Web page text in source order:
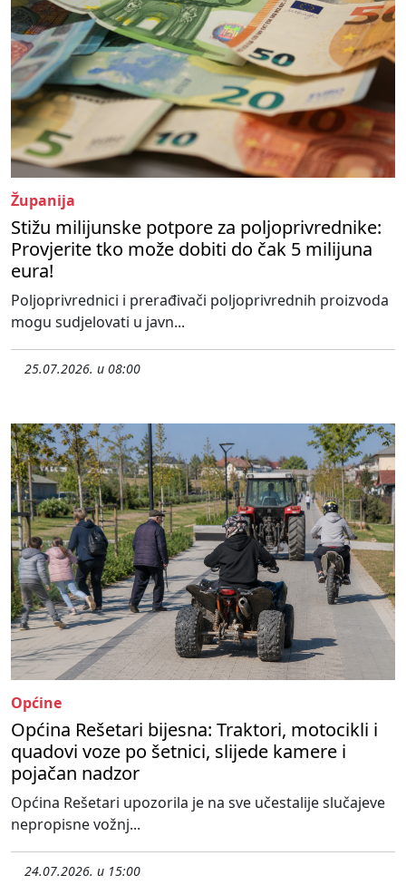
Županija
Stižu milijunske potpore za poljoprivrednike:
Provjerite tko može dobiti do čak 5 milijuna
eura!
Poljoprivrednici i prerađivači poljoprivrednih proizvoda
mogu sudjelovati u javn...
25.07.2026. u 08:00
Općine
Općina Rešetari bijesna: Traktori, motocikli i
quadovi voze po šetnici, slijede kamere i
pojačan nadzor
Općina Rešetari upozorila je na sve učestalije slučajeve
nepropisne vožnj...
24.07.2026. u 15:00